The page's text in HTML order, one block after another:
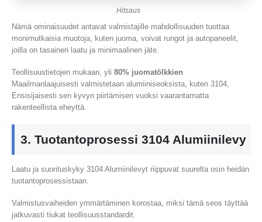
Hitsaus
Nämä ominaisuudet antavat valmistajille mahdollisuuden tuottaa
monimutkaisia ​​muotoja, kuten juoma, voivat rungot ja autopaneelit,
joilla on tasainen laatu ja minimaalinen jäte.
Teollisuustietojen mukaan, yli 80% juomatölkkien
Maailmanlaajuisesti valmistetaan alumiiniseoksista, kuten 3104,
Ensisijaisesti sen kyvyn piirtämisen vuoksi vaarantamatta
rakenteellista eheyttä.
3. Tuotantoprosessi 3104 Alumiinilevy
Laatu ja suorituskyky 3104 Alumiinilevyt riippuvat suurelta osin heidän
tuotantoprosessistaan.
Valmistusvaiheiden ymmärtäminen korostaa, miksi tämä seos täyttää
jatkuvasti tiukat teollisuusstandardit.